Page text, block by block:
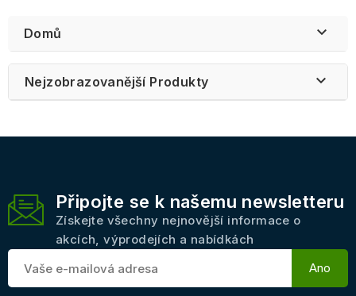
Domů 
Nejzobrazovanější Produkty 
Připojte se k našemu newsletteru
Získejte všechny nejnovější informace o
akcích, výprodejích a nabídkách